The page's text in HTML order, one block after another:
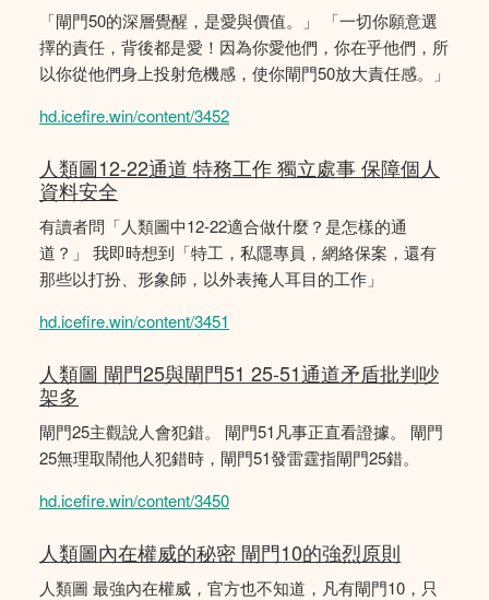
「閘門50的深層覺醒，是愛與價值。」 「一切你願意選
擇的責任，背後都是愛！因為你愛他們，你在乎他們，所
以你從他們身上投射危機感，使你閘門50放大責任感。」
hd.icefire.win/content/3452
人類圖12-22通道 特務工作 獨立處事 保障個人
資料安全
有讀者問「人類圖中12-22適合做什麼？是怎樣的通
道？」 我即時想到「特工，私隱專員，網絡保案，還有
那些以打扮、形象師，以外表掩人耳目的工作」
hd.icefire.win/content/3451
人類圖 閘門25與閘門51 25-51通道矛盾批判吵
架多
閘門25主觀說人會犯錯。 閘門51凡事正直看證據。 閘門
25無理取鬧他人犯錯時，閘門51發雷霆指閘門25錯。
hd.icefire.win/content/3450
人類圖內在權威的秘密 閘門10的強烈原則
人類圖 最強內在權威，官方也不知道，凡有閘門10，只